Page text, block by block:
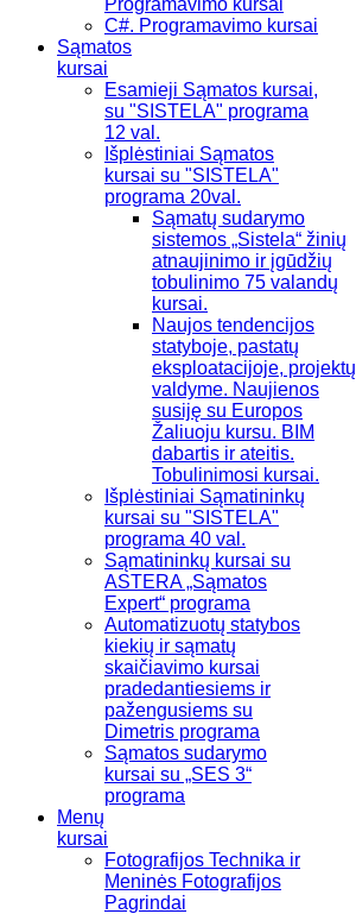
Programavimo kursai
C#. Programavimo kursai
Sąmatos
kursai
Esamieji Sąmatos kursai,
su "SISTELA" programa
12 val.
Išplėstiniai Sąmatos
kursai su "SISTELA"
programa 20val.
Sąmatų sudarymo
sistemos „Sistela“ žinių
atnaujinimo ir įgūdžių
tobulinimo 75 valandų
kursai.
Naujos tendencijos
statyboje, pastatų
eksploatacijoje, projektų
valdyme. Naujienos
susiję su Europos
Žaliuoju kursu. BIM
dabartis ir ateitis.
Tobulinimosi kursai.
Išplėstiniai Sąmatininkų
kursai su "SISTELA"
programa 40 val.
Sąmatininkų kursai su
ASTERA „Sąmatos
Expert“ programa
Automatizuotų statybos
kiekių ir sąmatų
skaičiavimo kursai
pradedantiesiems ir
pažengusiems su
Dimetris programa
Sąmatos sudarymo
kursai su „SES 3“
programa
Menų
kursai
Fotografijos Technika ir
Meninės Fotografijos
Pagrindai